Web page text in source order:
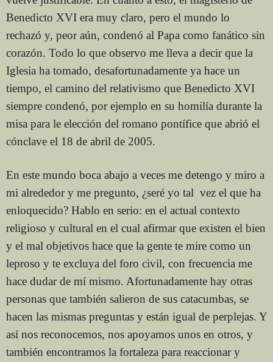
Benedicto XVI era muy claro, pero el mundo lo
rechazó y, peor aún, condenó al Papa como fanático sin
corazón. Todo lo que observo me lleva a decir que la
Iglesia ha tomado, desafortunadamente ya hace un
tiempo, el camino del relativismo que Benedicto XVI
siempre condenó, por ejemplo en su homilía durante la
misa para le elección del romano pontífice que abrió el
cónclave el 18 de abril de 2005.
En este mundo boca abajo a veces me detengo y miro a
mi alrededor y me pregunto, ¿seré yo tal vez el que ha
enloquecido? Hablo en serio: en el actual contexto
religioso y cultural en el cual afirmar que existen el bien
y el mal objetivos hace que la gente te mire como un
leproso y te excluya del foro civil, con frecuencia me
hace dudar de mí mismo. Afortunadamente hay otras
personas que también salieron de sus catacumbas, se
hacen las mismas preguntas y están igual de perplejas. Y
así nos reconocemos, nos apoyamos unos en otros, y
también encontramos la fortaleza para reaccionar y